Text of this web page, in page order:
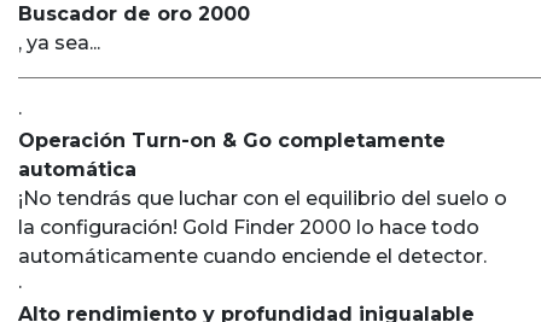
Buscador de oro 2000
, ya sea...
·
Operación Turn-on & Go completamente
automática
¡No tendrás que luchar con el equilibrio del suelo o
la configuración! Gold Finder 2000 lo hace todo
automáticamente cuando enciende el detector.
·
Alto rendimiento y profundidad inigualable